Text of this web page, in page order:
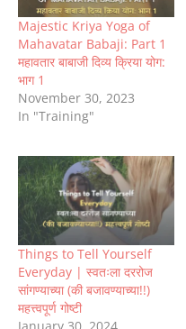
Majestic Kriya Yoga of
Mahavatar Babaji: Part 1
महावतार बाबाजी दिव्य क्रिया योग:
भाग 1
November 30, 2023
In "Training"
Things to Tell Yourself
Everyday | स्वतःला दररोज
सांगण्याच्या (की बजावण्याच्या!!)
महत्त्वपूर्ण गोष्टी